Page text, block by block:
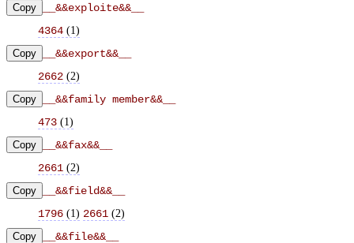
Copy
__&&exploite&&__
4364 (1)
Copy
__&&export&&__
2662 (2)
Copy
__&&family member&&__
473 (1)
Copy
__&&fax&&__
2661 (2)
Copy
__&&field&&__
1796 (1) 2661 (2)
Copy
__&&file&&__